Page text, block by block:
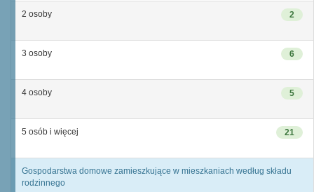
2
2 osoby
6
3 osoby
5
4 osoby
21
5 osób i więcej
Gospodarstwa domowe zamieszkujące w mieszkaniach według składu
rodzinnego